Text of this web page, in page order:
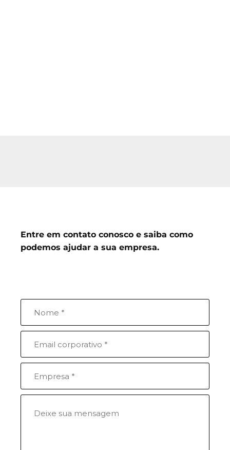
Entre em contato conosco e saiba como
podemos ajudar a sua empresa.